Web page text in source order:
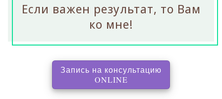
Если важен результат, то Вам
ко мне!
Запись на консультацию
ONLINE, перенаправляет на